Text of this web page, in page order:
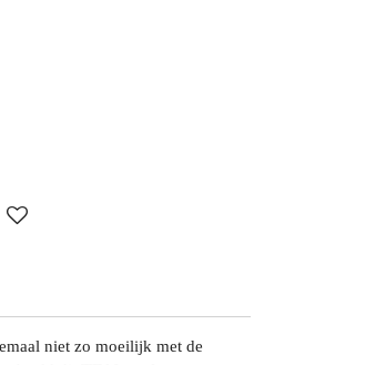
niet zo moeilijk met de